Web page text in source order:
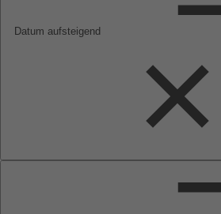
Datum aufsteigend